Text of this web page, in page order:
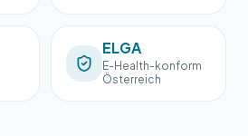
ELGA
E-Health-konform
Österreich